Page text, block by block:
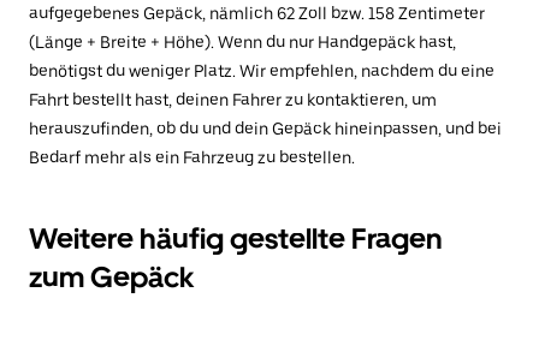
aufgegebenes Gepäck, nämlich 62 Zoll bzw. 158 Zentimeter
(Länge + Breite + Höhe). Wenn du nur Handgepäck hast,
benötigst du weniger Platz. Wir empfehlen, nachdem du eine
Fahrt bestellt hast, deinen Fahrer zu kontaktieren, um
herauszufinden, ob du und dein Gepäck hineinpassen, und bei
Bedarf mehr als ein Fahrzeug zu bestellen.
Weitere häufig gestellte Fragen
zum Gepäck